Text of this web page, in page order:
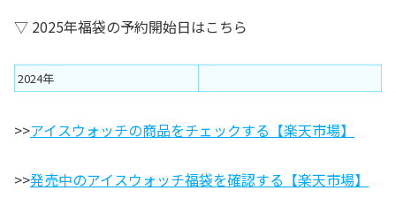
▽ 2025年福袋の予約開始日はこちら
2024年
>>アイスウォッチの商品をチェックする【楽天市場】
>>発売中のアイスウォッチ福袋を確認する【楽天市場】